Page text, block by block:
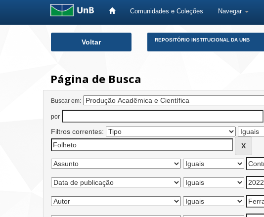
Comunidades e Coleções Navegar
Voltar REPOSITÓRIO INSTITUCIONAL DA UNB
Página de Busca
Buscar em:
por
Filtros correntes: